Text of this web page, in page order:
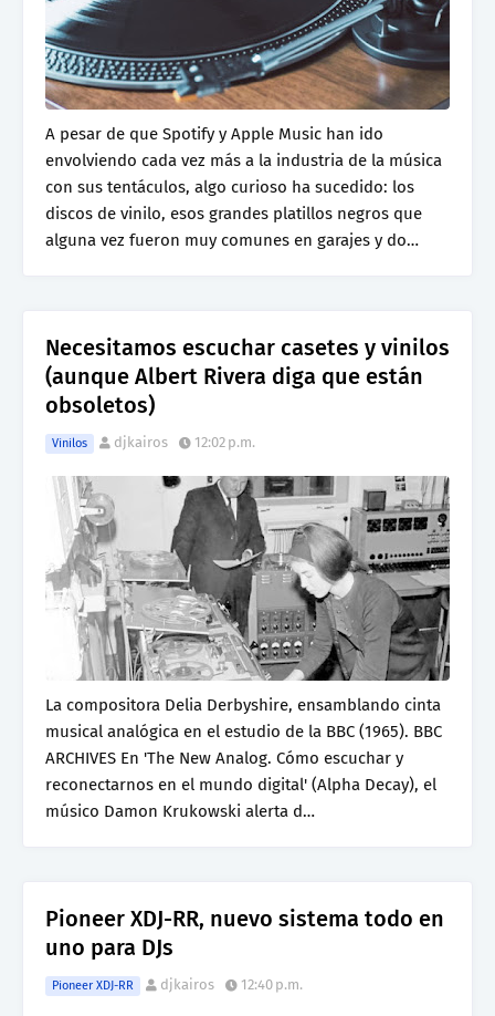
A pesar de que Spotify y Apple Music han ido
envolviendo cada vez más a la industria de la música
con sus tentáculos, algo curioso ha sucedido: los
discos de vinilo, esos grandes platillos negros que
alguna vez fueron muy comunes en garajes y do…
Necesitamos escuchar casetes y vinilos
(aunque Albert Rivera diga que están
obsoletos)
Vinilos djkairos 12:02 p.m.
La compositora Delia Derbyshire, ensamblando cinta
musical analógica en el estudio de la BBC (1965). BBC
ARCHIVES En 'The New Analog. Cómo escuchar y
reconectarnos en el mundo digital' (Alpha Decay), el
músico Damon Krukowski alerta d…
Pioneer XDJ-RR, nuevo sistema todo en
uno para DJs
Pioneer XDJ-RR djkairos 12:40 p.m.